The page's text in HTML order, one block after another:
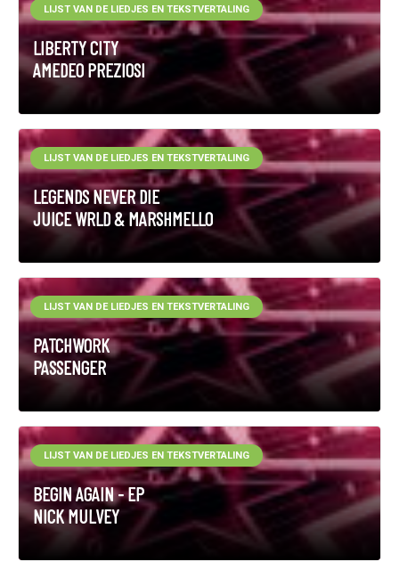
LIBERTY CITY
AMEDEO PREZIOSI
LIJST VAN DE LIEDJES EN TEKSTVERTALING
LEGENDS NEVER DIE
JUICE WRLD & MARSHMELLO
LIJST VAN DE LIEDJES EN TEKSTVERTALING
PATCHWORK
PASSENGER
LIJST VAN DE LIEDJES EN TEKSTVERTALING
BEGIN AGAIN - EP
NICK MULVEY
LIJST VAN DE LIEDJES EN TEKSTVERTALING